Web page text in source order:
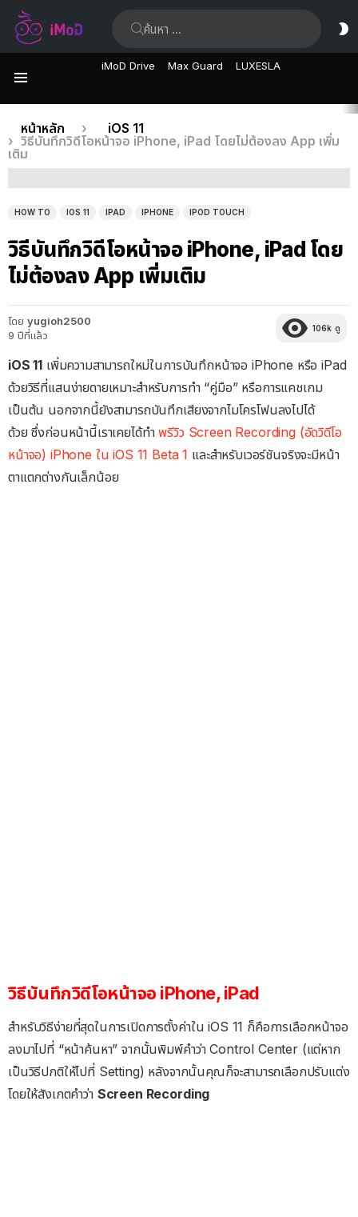
iMoD Drive Max Guard LUXESLA
เรื่อง
ล่าสุด
คุณอยู่ที่นี่:
หน้าหลัก
iOS 11
วิธีบันทึกวิดีโอหน้าจอ iPhone, iPad โดยไม่ต้องลง App เพิ่ม
เติม
HOW TO IOS 11 IPAD IPHONE IPOD TOUCH
วิธีบันทึกวิดีโอหน้าจอ iPhone, iPad โดย
ไม่ต้องลง App เพิ่มเติม
โดย yugioh2500
9 ปีที่แล้ว
106k ดู
iOS 11 เพิ่มความสามารถใหม่ในการบันทึกหน้าจอ iPhone หรือ iPad
ด้วยวิธีที่แสนง่ายดายเหมาะสำหรับการทำ “คู่มือ” หรือการแคชเกม
เป็นต้น นอกจากนี้ยังสามารถบันทึกเสียงจากไมโครโฟนลงไปได้
ด้วย ซึ่งก่อนหน้านี้เราเคยได้ทำพรีวิว Screen Recording (อัดวิดีโอ
หน้าจอ) iPhone ใน iOS 11 Beta 1 และสำหรับเวอร์ชันจริงจะมีหน้า
ตาแตกต่างกันเล็กน้อย
วิธีบันทึกวิดีโอหน้าจอ iPhone, iPad
สำหรับวิธีง่ายที่สุดในการเปิดการตั้งค่าใน iOS 11 ก็คือการเลือกหน้าจอ
ลงมาไปที่ “หน้าค้นหา” จากนั้นพิมพ์คำว่า Control Center (แต่หาก
เป็นวิธีปกติให้ไปที่ Setting) หลังจากนั้นคุณก็จะสามารถเลือกปรับแต่ง
โดยให้สังเกตคำว่า Screen Recording